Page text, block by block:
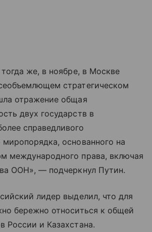
же, в ноябре, в Москве
стратегическом
отражение общая
двух государств в
справедливого
миропорядка, основанного на
международного права, включая
ООН», — подчеркнул Путин.
лидер выделил, что для
бережно относиться к общей
России и Казахстана.